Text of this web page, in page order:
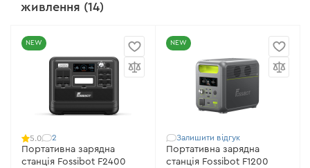
живлення (14)
NEW
5.0 2
Портативна зарядна
станція Fossibot F2400
NEW
Залишити відгук
Портативна зарядна
станція Fossibot F1200